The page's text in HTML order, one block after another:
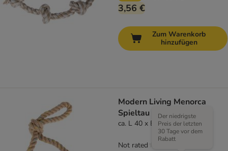
3,56 €
Zum Warenkorb
hinzufügen
Modern Living Menorca
Spieltau mit Schlaufe
ca. L 40 x B 6 x H 6 cm
Der niedrigste
Preis der letzten
30 Tage vor dem
Rabatt
Not rated